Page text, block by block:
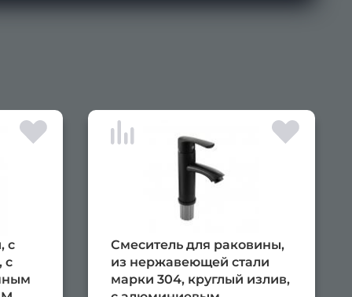
с
с
Смеситель для раковины,
из нержавеющей стали
марки 304, круглый излив,